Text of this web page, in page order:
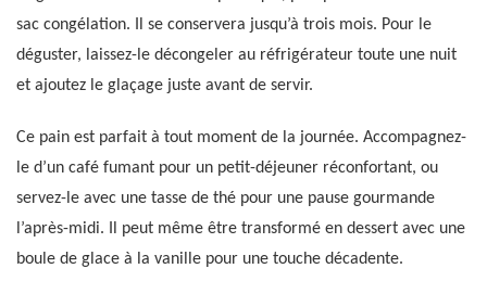
sac congélation. Il se conservera jusqu’à trois mois. Pour le
déguster, laissez-le décongeler au réfrigérateur toute une nuit
et ajoutez le glaçage juste avant de servir.
Ce pain est parfait à tout moment de la journée. Accompagnez-
le d’un café fumant pour un petit-déjeuner réconfortant, ou
servez-le avec une tasse de thé pour une pause gourmande
l’après-midi. Il peut même être transformé en dessert avec une
boule de glace à la vanille pour une touche décadente.